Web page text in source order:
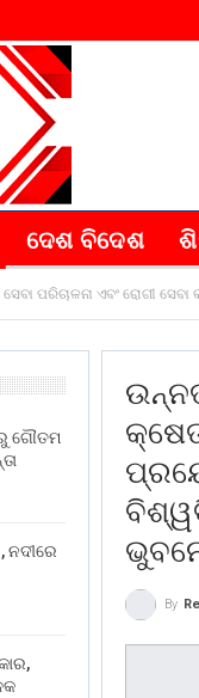
ଦେଶ ବିଦେଶ
ପରିଚାଳନା ଏବଂ ରୋଗୀ
By
ଗୌତମ
ନଦୀରେ